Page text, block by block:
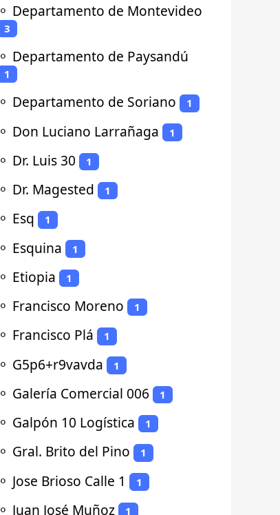
⚬ Departamento de Montevideo
3
⚬ Departamento de Paysandú
1
⚬ Departamento de Soriano 1
⚬ Don Luciano Larrañaga 1
⚬ Dr. Luis 30 1
⚬ Dr. Magested 1
⚬ Esq 1
⚬ Esquina 1
⚬ Etiopia 1
⚬ Francisco Moreno 1
⚬ Francisco Plá 1
⚬ G5p6+r9vavda 1
⚬ Galería Comercial 006 1
⚬ Galpón 10 Logística 1
⚬ Gral. Brito del Pino 1
⚬ Jose Brioso Calle 1 1
⚬ Juan José Muñoz 1